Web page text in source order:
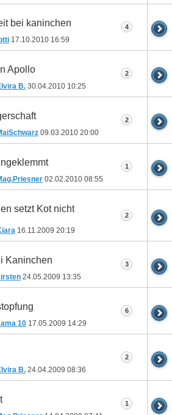
bei kaninchen
17.10.2010 16:59
4
Apollo
B. 30.04.2010 10:25
2
09.03.2010 20:00
2
02.02.2010 08:55
1
setzt Kot nicht
16.11.2009 20:19
2
Kaninchen
24.05.2009 13:35
3
10 17.05.2009 14:29
6
B. 24.04.2009 08:36
2
1